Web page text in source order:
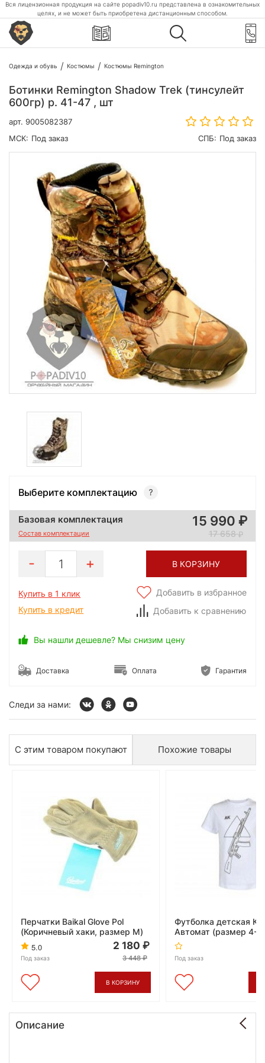
Вся лицензионная продукция на сайте popadiv10.ru представлена в ознакомительных
целях, и не может быть приобретена дистанционным способом.
Одежда и обувь Костюмы Костюмы Remington
Ботинки Remington Shadow Trek (тинсулейт
600гр) р. 41-47 , шт
арт. 9005082387
МСК: Под заказ СПБ: Под заказ
Выберите комплектацию
Базовая комплектация
Состав комплектации
15 990
17 658
1 В КОРЗИНУ
Купить в 1 клик
Купить в кредит
Добавить в избранное
Добавить к сравнению
Вы нашли дешевле? Мы снизим цену
Доставка Оплата Гарантия
Следи за нами:
С этим товаром покупают Похожие товары
Перчатки Baikal Glove Pol
(Коричневый хаки, размер М)
5.0
Под заказ
2 180
3 448
В КОРЗИНУ
Футболка детская
Автомат (размер 4-
Под заказ
Описание